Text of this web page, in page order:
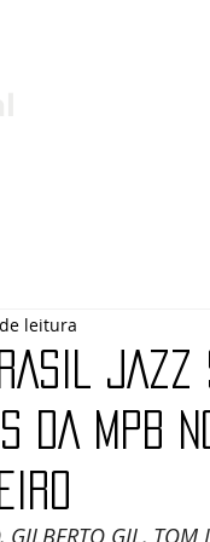
JAZZ
DA MPB
leitura
GIL, TOM